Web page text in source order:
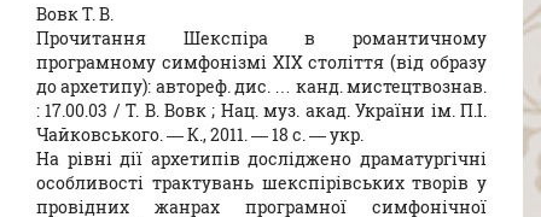
Вовк Т. В.
Прочитання Шекспіра в романтичному
програмному симфонізмі XIX століття (від образу
до архетипу): автореф. дис. … канд. мистецтвознав.
: 17.00.03 / Т. В. Вовк ; Нац. муз. акад. України ім. П.І.
Чайковського. — К., 2011. — 18 с. — укp.
На рівні дії архетипів досліджено драматургічні
особливості трактувань шекспірівських творів у
провідних жанрах програмної симфонічної